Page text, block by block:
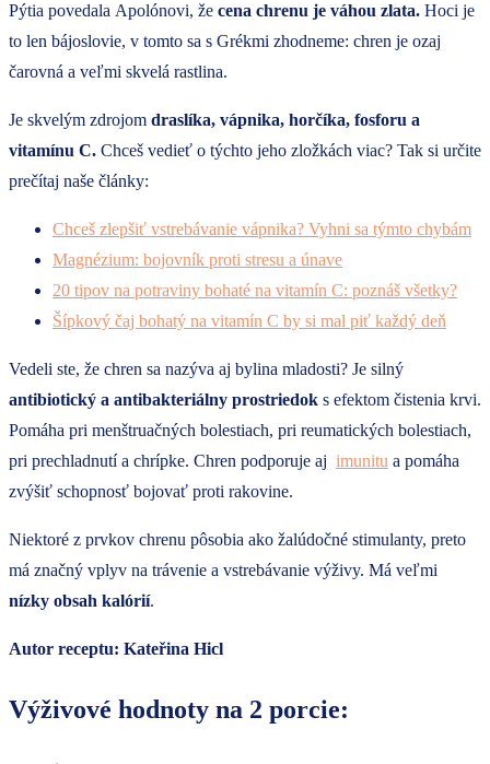
Pýtia povedala Apolónovi, že cena chrenu je váhou zlata. Hoci je
to len bájoslovie, v tomto sa s Grékmi zhodneme: chren je ozaj
čarovná a veľmi skvelá rastlina.
Je skvelým zdrojom draslíka, vápnika, horčíka, fosforu a
vitamínu C. Chceš vedieť o týchto jeho zložkách viac? Tak si určite
prečítaj naše články:
Chceš zlepšiť vstrebávanie vápnika? Vyhni sa týmto chybám
Magnézium: bojovník proti stresu a únave
20 tipov na potraviny bohaté na vitamín C: poznáš všetky?
Šípkový čaj bohatý na vitamín C by si mal piť každý deň
Vedeli ste, že chren sa nazýva aj bylina mladosti? Je silný
antibiotický a antibakteriálny prostriedok s efektom čistenia krvi.
Pomáha pri menštruačných bolestiach, pri reumatických bolestiach,
pri prechladnutí a chrípke. Chren podporuje aj imunitu a pomáha
zvýšiť schopnosť bojovať proti rakovine.
Niektoré z prvkov chrenu pôsobia ako žalúdočné stimulanty, preto
má značný vplyv na trávenie a vstrebávanie výživy. Má veľmi
nízky obsah kalórií.
Autor receptu: Kateřina Hicl
Výživové hodnoty na 2 porcie: